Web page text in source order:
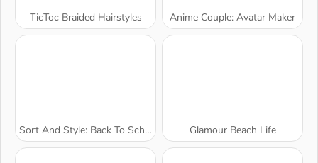
TicToc Braided Hairstyles Anime Couple: Avatar Maker
Sort And Style: Back To School Glamour Beach Life